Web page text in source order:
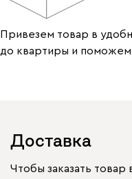
Привезем товар в
до квартиры и поможем
Доставка
Чтобы заказать товар